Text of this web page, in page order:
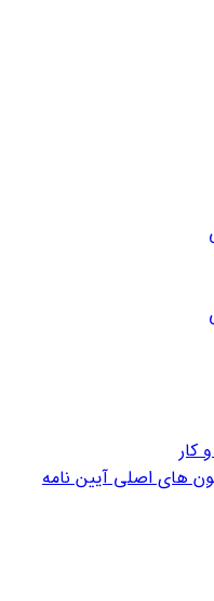
کار
های اصلی آیین نامه